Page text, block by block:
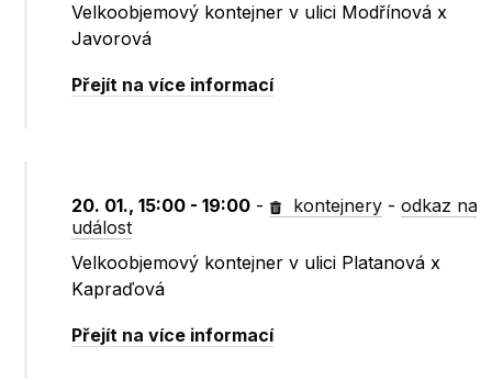
Velkoobjemový kontejner v ulici Modřínová x
Javorová
Přejít na více informací
20. 01., 15:00 - 19:00 - kontejnery -odkaz na
událost
Velkoobjemový kontejner v ulici Platanová x
Kapraďová
Přejít na více informací